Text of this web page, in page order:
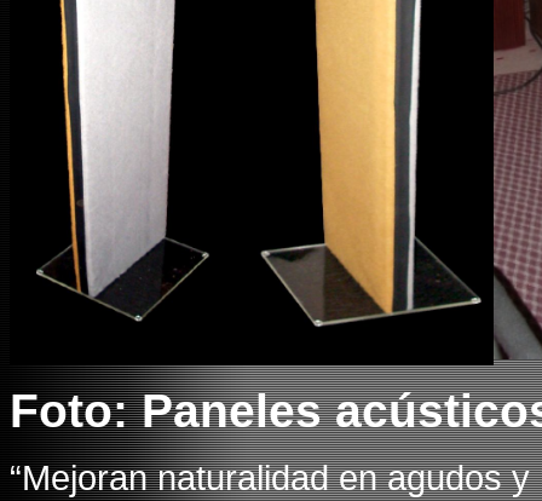
Foto: Paneles
“Mejoran naturalidad en agudos